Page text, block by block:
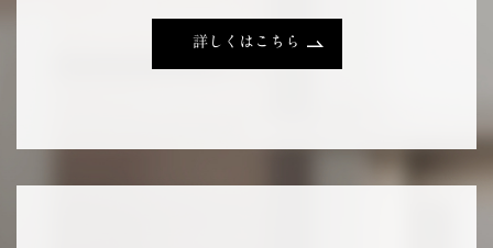
詳しくはこちら